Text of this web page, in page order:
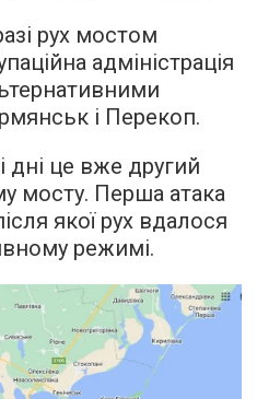
рух мостом
адміністрація
і Перекоп.
дні це вже другий
мосту. Перша атака
якої рух вдалося
режимі.